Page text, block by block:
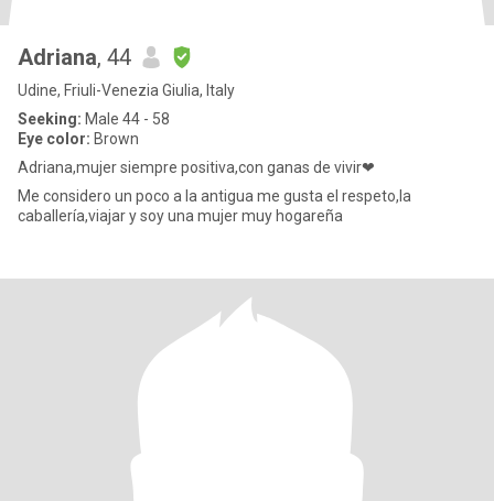
Adriana, 44
Udine, Friuli-Venezia Giulia, Italy
Seeking: Male 44 - 58
Eye color: Brown
Adriana,mujer siempre positiva,con ganas de vivir❤
Me considero un poco a la antigua me gusta el respeto,la
caballería,viajar y soy una mujer muy hogareña